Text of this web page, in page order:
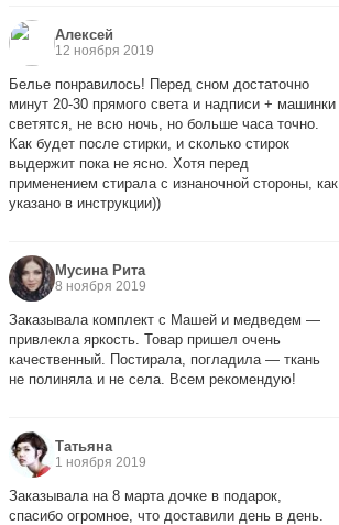
Алексей
12 ноября 2019
Белье понравилось! Перед сном достаточно
минут 20-30 прямого света и надписи + машинки
светятся, не всю ночь, но больше часа точно.
Как будет после стирки, и сколько стирок
выдержит пока не ясно. Хотя перед
применением стирала с изнаночной стороны, как
указано в инструкции))
Мусина Рита
8 ноября 2019
Заказывала комплект с Машей и медведем —
привлекла яркость. Товар пришел очень
качественный. Постирала, погладила — ткань
не полиняла и не села. Всем рекомендую!
Татьяна
1 ноября 2019
Заказывала на 8 марта дочке в подарок,
спасибо огромное, что доставили день в день.